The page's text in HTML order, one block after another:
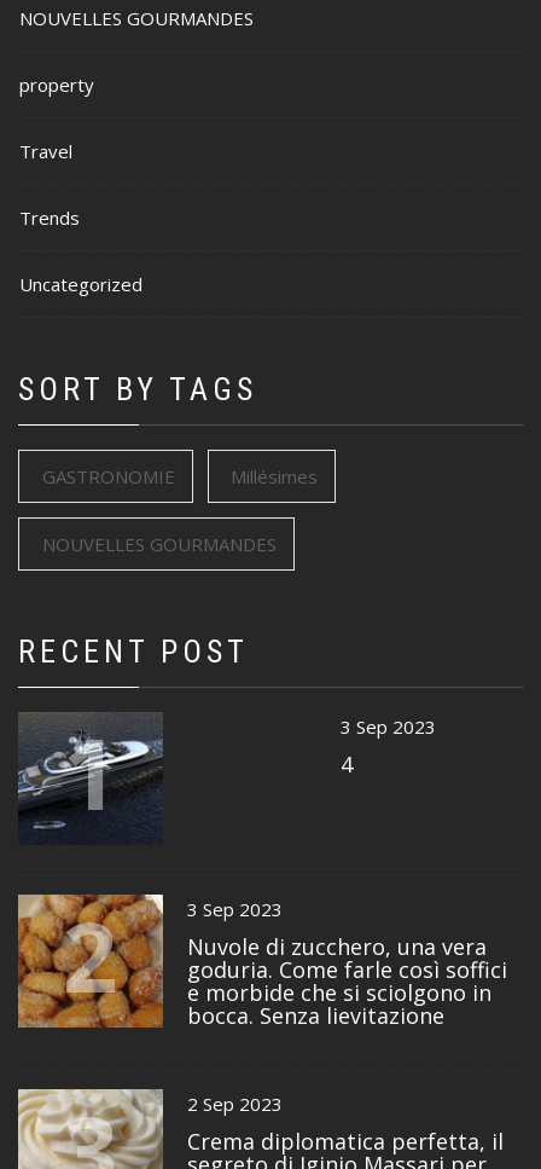
NOUVELLES GOURMANDES
property
Travel
Trends
Uncategorized
SORT BY TAGS
GASTRONOMIE Millésimes
NOUVELLES GOURMANDES
RECENT POST
1 3 Sep 2023
4
2 3 Sep 2023
Nuvole di zucchero, una vera
goduria. Come farle così soffici
e morbide che si sciolgono in
bocca. Senza lievitazione
2 Sep 2023
Crema diplomatica perfetta, il